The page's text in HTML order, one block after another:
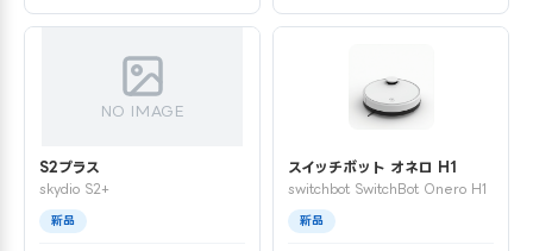
NO IMAGE
S2プラス
skydio S2+
新品
スイッチボット オネロ H1
switchbot SwitchBot Onero H1
新品